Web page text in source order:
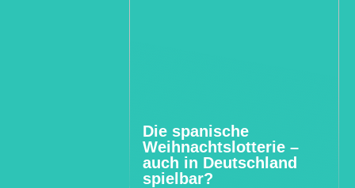
Die spanische
Weihnachtslotterie –
auch in Deutschland
spielbar?